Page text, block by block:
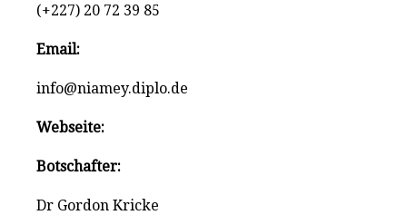
(+227) 20 72 39 85
Email:
info@niamey.diplo.de
Webseite:
Botschafter:
Dr Gordon Kricke